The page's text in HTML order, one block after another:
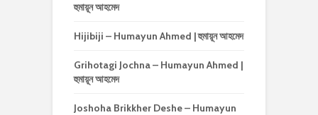
হুমায়ূন আহমেদ
Hijibiji – Humayun Ahmed | হুমায়ূন আহমেদ
Grihotagi Jochna – Humayun Ahmed |
হুমায়ূন আহমেদ
Joshoha Brikkher Deshe – Humayun